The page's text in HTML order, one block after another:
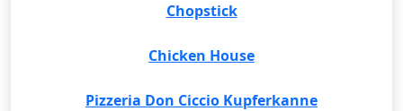
Chopstick
Chicken House
Pizzeria Don Ciccio Kupferkanne